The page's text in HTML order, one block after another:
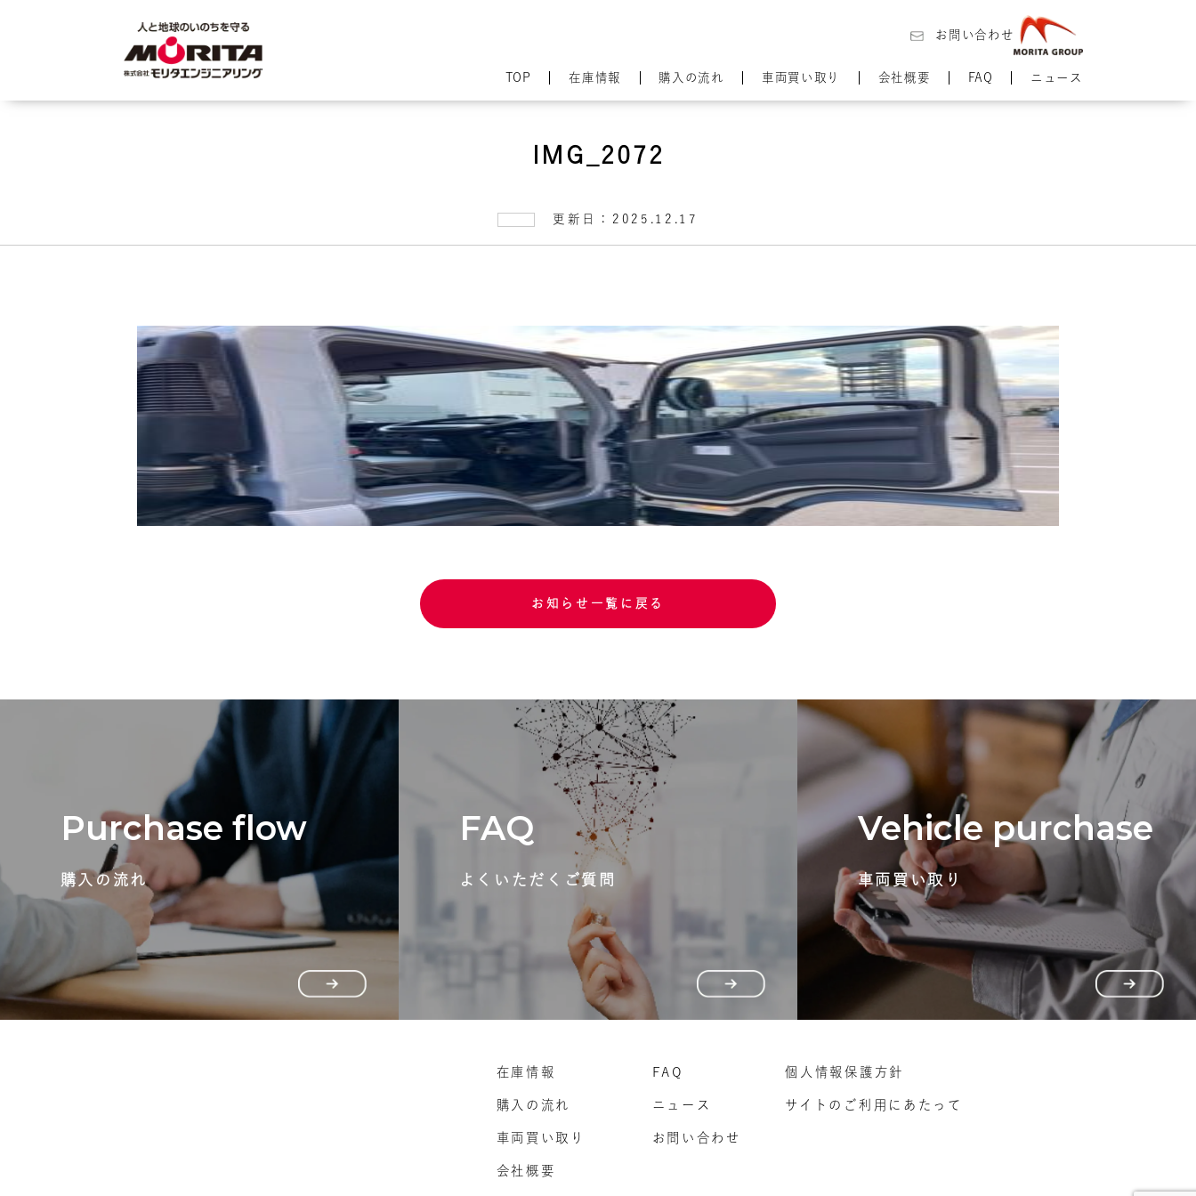
お問い合わせ
TOP 在庫情報 購入の流れ 車両買い取り 会社概要 FAQ ニュース
IMG_2072
更新日：2025.12.17
お知らせ一覧に戻る
Purchase flow
購入の流れ
FAQ
よくいただくご質問
Vehicle purchase
車両買い取り
在庫情報
購入の流れ
車両買い取り
会社概要
FAQ
ニュース
お問い合わせ
個人情報保護方針
サイトのご利用にあたって